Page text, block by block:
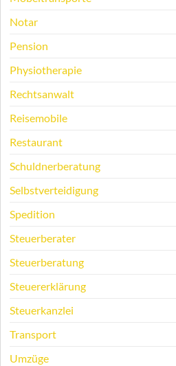
Notar
Pension
Physiotherapie
Rechtsanwalt
Reisemobile
Restaurant
Schuldnerberatung
Selbstverteidigung
Spedition
Steuerberater
Steuerberatung
Steuererklärung
Steuerkanzlei
Transport
Umzüge